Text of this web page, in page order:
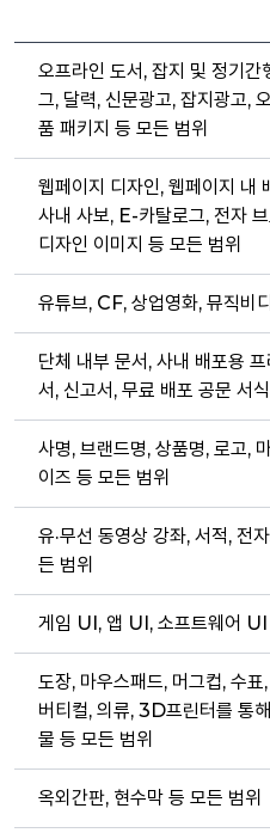
오프라인 도서, 잡지 및 정기간
그, 달력, 신문광고, 잡지광고,
품 패키지 등 모든 범위
웹페이지 디자인, 웹페이지 내
사내 사보, E-카탈로그, 전자
디자인 이미지 등 모든 범위
유튜브, CF, 상업영화, 뮤직비
단체 내부 문서, 사내 배포용
서, 신고서, 무료 배포 공문 서
사명, 브랜드명, 상품명, 로고,
이즈 등 모든 범위
유·무선 동영상 강좌, 서적, 전
든 범위
게임 UI, 앱 UI, 소프트웨어 UI
도장, 마우스패드, 머그컵, 수
버티컬, 의류, 3D프린터를 통
물 등 모든 범위
옥외간판, 현수막 등 모든 범위